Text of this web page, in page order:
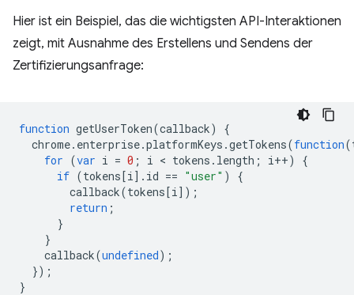
Hier ist ein Beispiel, das die wichtigsten API-Interaktionen
zeigt, mit Ausnahme des Erstellens und Sendens der
Zertifizierungsanfrage:
function getUserToken(callback)
{
chrome. enterprise.platformKeys .getTokens(function(
for (var i = 0 ; i < tokens . length ; i++)
{
if (tokens[i]. id == "user" )
{
callback(tokens[i]);
return ;
}
}
callback(undefined);
});
}